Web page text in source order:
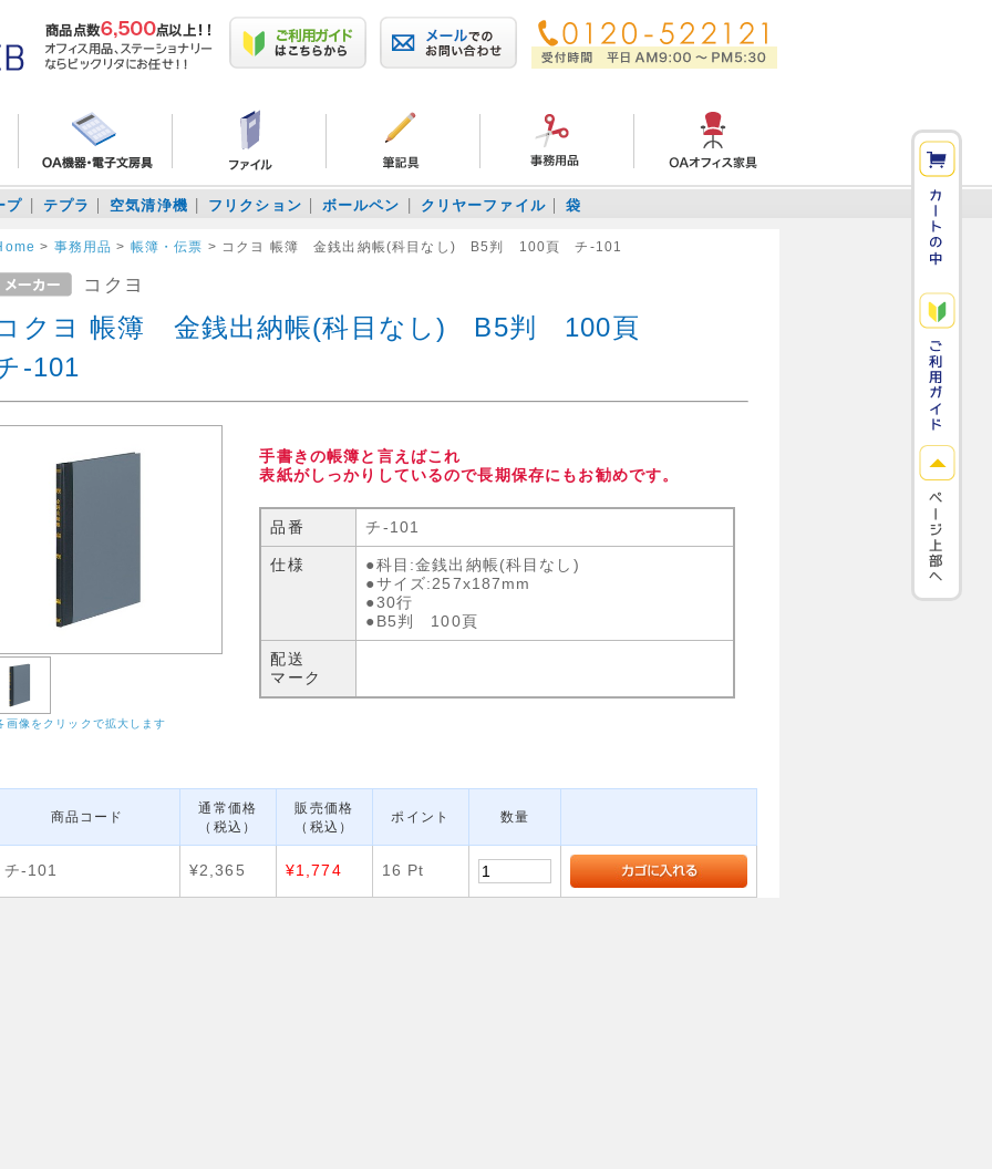
プ テプラ 空気清浄機 フリクション ボールペン クリヤーファイル 袋
> 事務用品 > 帳簿・伝票 > コクヨ 帳簿 金銭出納帳(科目なし) B5判 100頁 チ-101
コクヨ
クヨ 帳簿 金銭出納帳(科目なし) B5判 100頁
-101
画像をクリックで拡大します
手書きの帳簿と言えばこれ
表紙がしっかりしているので長期保存にもお勧めです。
品番 チ-101
仕様
●科目:金銭出納帳(科目なし)
●サイズ:257x187mm
●30行
●B5判 100頁
配送
マーク
商品コード
通常価格
（税込）
販売価格
（税込）
ポイント 数量
チ-101 ¥2,365 ¥1,774 16 Pt